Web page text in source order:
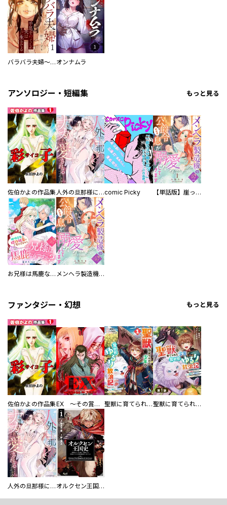
バラバラ夫婦～手足をなくした夫はまだ生きてる オンナムラ
アンソロジー・短編集 もっと見る
佐伯かよの作品集 人外の旦那様に娶られ毎晩ナカまで愛される…。アンソロジーcomic Picky 【単話版】崖っぷち令嬢ですが、意地と策略で幸せになります！シリーズ
お兄様は馬鹿なんですか？～地味王女は婚約破棄に巻き込まれる～ メンヘラ製造機の公爵令息（過保護）が溺愛してきます
ファンタジー・幻想 もっと見る
佐伯かよの作品集 EX ～その賞金稼ぎは、世界の出口を探す～【単行本版】 聖獣に育てられた少年の異世界ゆるり放浪記～神様からもらったチート魔法で、仲間たちとスローライフを満喫中～ 聖獣に育てられた少年の異世界ゆるり放浪記～神様からもらったチート魔法で、仲間たちとスローライフを満喫中～【分冊版】
人外の旦那様に娶られ毎晩ナカまで愛される…。アンソロジー オルクセン王国史